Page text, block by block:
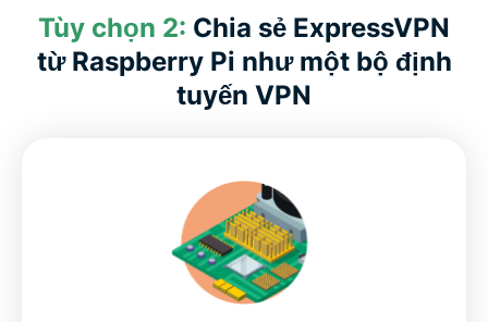
Tùy chọn 2: Chia sẻ ExpressVPN
từ Raspberry Pi như một bộ định
tuyến VPN